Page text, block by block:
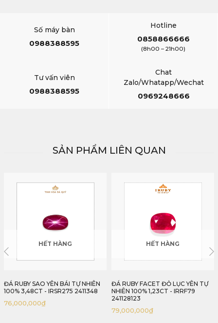
Số máy bàn
0988388595
Hotline
0858866666
(8h00 – 21h00)
Tư vấn viên
0988388595
Chat
Zalo/Whatapp/Wechat
0969248666
SẢN PHẨM LIÊN QUAN
HẾT HÀNG
ĐÁ RUBY FACET ĐỎ LỤC YÊN TỰ
NHIÊN 100% 1,23CT - IRRF79
HẾT HÀNG
ĐÁ RUBY SAO CÁNH HỒNG YÊN
BÁI 3,90CT - IRSR274 2411390